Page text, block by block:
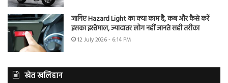
जानिए Hazard Light का क्या काम है, कब और कैसे करें
इसका इस्तेमाल, ज्यादातर लोग नहीं जानते सही तरीका
12 July 2026 - 6:14 PM
खेत खलिहान